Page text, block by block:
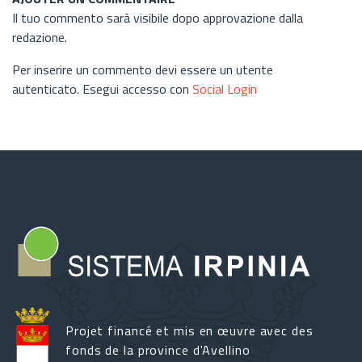
Il tuo commento sarà visibile dopo approvazione dalla
redazione.
Per inserire un commento devi essere un utente
autenticato. Esegui accesso con Social Login
Projet financé et mis en œuvre avec des
fonds de la province d'Avellino